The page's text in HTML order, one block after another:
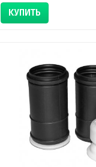
КУПИТЬ